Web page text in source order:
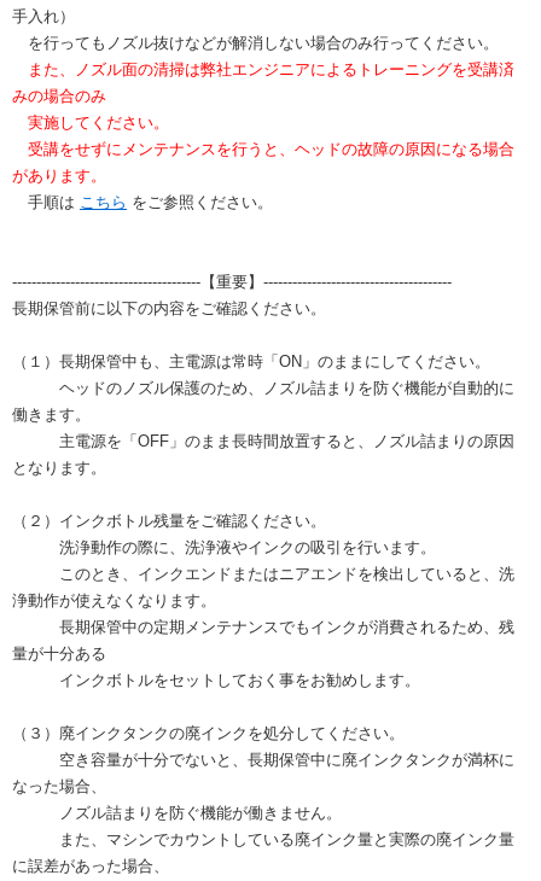
手入れ）
を行ってもノズル抜けなどが解消しない場合のみ行ってください。
また、ノズル面の清掃は弊社エンジニアによるトレーニングを受講済
みの場合のみ
実施してください。
受講をせずにメンテナンスを行うと、ヘッドの故障の原因になる場合
があります。
手順は こちら をご参照ください。
---------------------------------------【重要】---------------------------------------
長期保管前に以下の内容をご確認ください。
（１）長期保管中も、主電源は常時「ON」のままにしてください。
ヘッドのノズル保護のため、ノズル詰まりを防ぐ機能が自動的に
働きます。
主電源を「OFF」のまま長時間放置すると、ノズル詰まりの原因
となります。
（２）インクボトル残量をご確認ください。
洗浄動作の際に、洗浄液やインクの吸引を行います。
このとき、インクエンドまたはニアエンドを検出していると、洗
浄動作が使えなくなります。
長期保管中の定期メンテナンスでもインクが消費されるため、残
量が十分ある
インクボトルをセットしておく事をお勧めします。
（３）廃インクタンクの廃インクを処分してください。
空き容量が十分でないと、長期保管中に廃インクタンクが満杯に
なった場合、
ノズル詰まりを防ぐ機能が働きません。
また、マシンでカウントしている廃インク量と実際の廃インク量
に誤差があった場合、